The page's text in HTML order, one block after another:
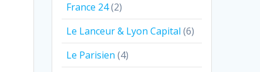
France 24(2)
Le Lanceur & Lyon Capital (6)
Le Parisien (4)